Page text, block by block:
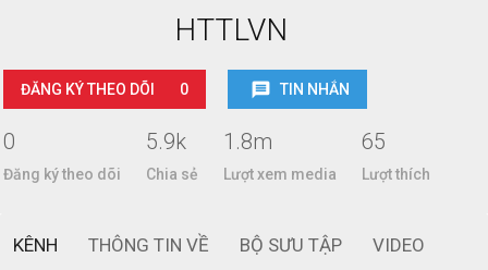
HTTLVN
ĐĂNG KÝ THEO DÕI 0 TIN NHẮN
0
Đăng ký theo dõi
5.9k
Chia sẻ
1.8m
Lượt xem media
65
Lượt thích
KÊNH THÔNG TIN VỀ BỘ SƯU TẬP VIDEO